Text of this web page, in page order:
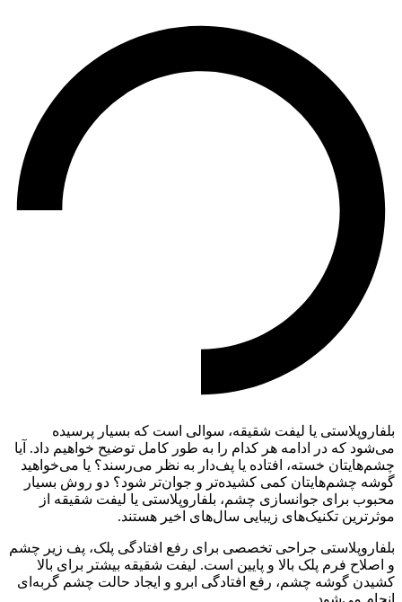
بلفاروپلاستی یا لیفت شقیقه، سوالی است که بسیار پرسیده
می‌شود که در ادامه هر کدام را به طور کامل توضیح خواهیم داد. آیا
چشم‌هایتان خسته، افتاده یا پف‌دار به نظر می‌رسند؟ یا می‌خواهید
گوشه چشم‌هایتان کمی کشیده‌تر و جوان‌تر شود؟ دو روش بسیار
محبوب برای جوانسازی چشم، بلفاروپلاستی یا لیفت شقیقه از
موثرترین تکنیک‌های زیبایی سال‌های اخیر هستند.
بلفاروپلاستی جراحی تخصصی برای رفع افتادگی پلک، پف زیر چشم
و اصلاح فرم پلک بالا و پایین است. لیفت شقیقه بیشتر برای بالا
کشیدن گوشه چشم، رفع افتادگی ابرو و ایجاد حالت چشم گربه‌ای
انجام می‌شود.